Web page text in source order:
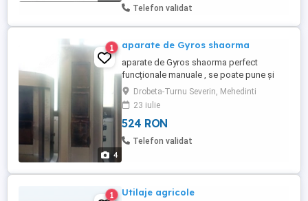
Telefon validat
4
1 aparate de Gyros shaorma
aparate de Gyros shaorma perfect
funcționale manuale , se poate pune și
motor la ele dacă se dorește
Drobeta-Turnu Severin, Mehedinti
23 iulie
524 RON
Telefon validat
1 Utilaje agricole